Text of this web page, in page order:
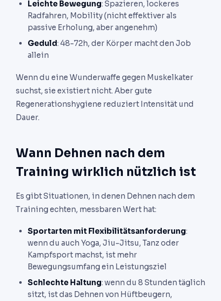
Leichte Bewegung: Spazieren, lockeres
Radfahren, Mobility (nicht effektiver als
passive Erholung, aber angenehm)
Geduld: 48-72h, der Körper macht den Job
allein
Wenn du eine Wunderwaffe gegen Muskelkater
suchst, sie existiert nicht. Aber gute
Regenerationshygiene reduziert Intensität und
Dauer.
Wann Dehnen nach dem
Training wirklich nützlich ist
Es gibt Situationen, in denen Dehnen nach dem
Training echten, messbaren Wert hat:
Sportarten mit Flexibilitätsanforderung:
wenn du auch Yoga, Jiu-Jitsu, Tanz oder
Kampfsport machst, ist mehr
Bewegungsumfang ein Leistungsziel
Schlechte Haltung: wenn du 8 Stunden täglich
sitzt, ist das Dehnen von Hüftbeugern,